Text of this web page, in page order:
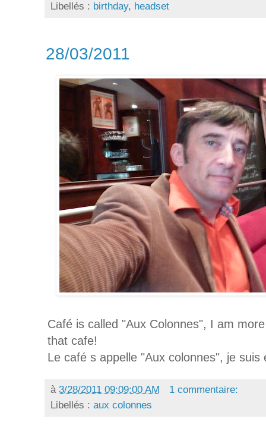
Libellés : birthday, headset
28/03/2011
Café is called "Aux Colonnes", I am
that cafe!
Le café s appelle "Aux colonnes", je
à 3/28/2011 09:09:00 AM
1 commentaire:
Libellés : aux colonnes